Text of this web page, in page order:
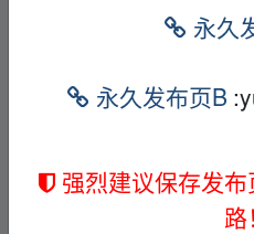
_fr▁om w▁ww.y▁un、
_fr▁om w▁ww.y▁un、
_fr▁om w▁ww.y▁un、
永久
永久发布页B
强烈建议保存发
路！